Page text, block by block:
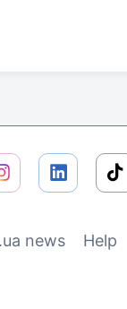
news Help